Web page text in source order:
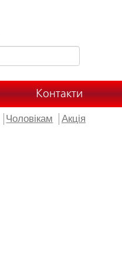
Контакти
Чоловікам Акція